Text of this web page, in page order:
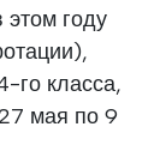
этом году
го класса,
мая по 9